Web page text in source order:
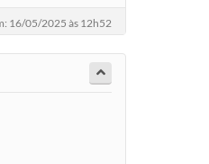
16/05/2025 às 12h52